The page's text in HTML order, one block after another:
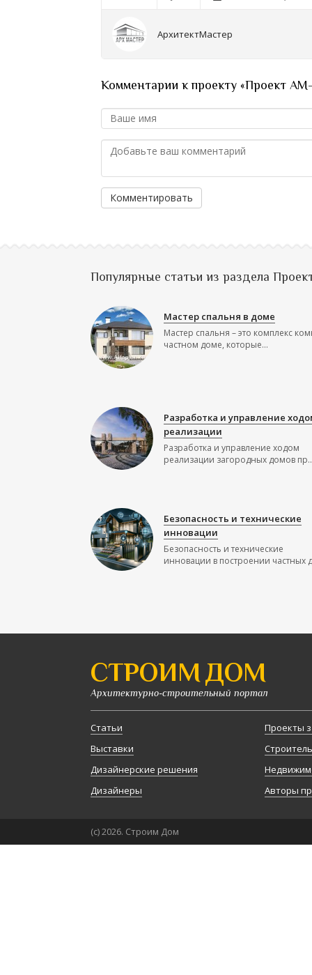
АрхитектМастер
Комментарии к проекту «Проект AM-
Комментировать
Популярные статьи из раздела
Мастер спальня в доме
Мастер спальня – это комплекс
частном доме, которые...
Разработка и управление
реализации
Разработка и управление ходом
реализации загородных домов
Безопасность и технические
инновации
Безопасность и технические
инновации в построении частных
СТРОИМ ДОМ
Архитектурно-строительный портал
Статьи
Выставки
Дизайнерские решения
Дизайнеры
Проекты
Авторы
(с) 2026. Строим Дом